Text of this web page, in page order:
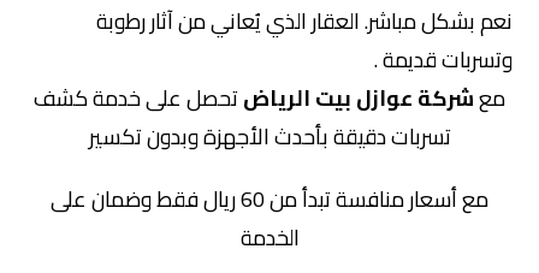
نعم بشكل مباشر. العقار الذي يُعاني من آثار رطوبة
وتسربات قديمة .
معشركة عوازل بيت الرياضتحصل على خدمة كشف
تسربات دقيقة بأحدث الأجهزة وبدون تكسير
مع أسعار منافسة تبدأ من 60 ريال فقط وضمان على
الخدمة